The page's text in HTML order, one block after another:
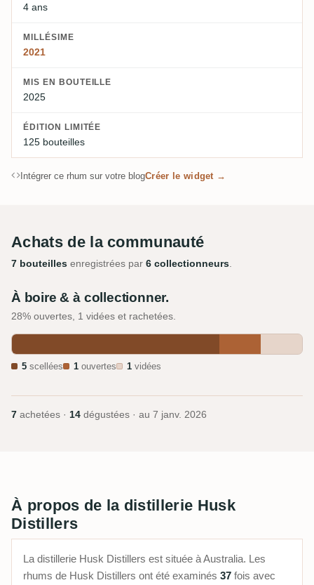
4 ans
MILLÉSIME
2021
MIS EN BOUTEILLE
2025
ÉDITION LIMITÉE
125 bouteilles
Intégrer ce rhum sur votre blogCréer le widget →
Achats de la communauté
7 bouteilles enregistrées par 6 collectionneurs
À boire & à collectionner.
28% ouvertes, 1 vidées et rachetées.
5 scellées 1 ouvertes 1 vidées
7 achetées · 14 dégustées · au 7 janv. 2026
À propos de la distillerie Husk
Distillers
La distillerie Husk Distillers est située à Australia. Les
rhums de Husk Distillers ont été examinés 37 fois avec